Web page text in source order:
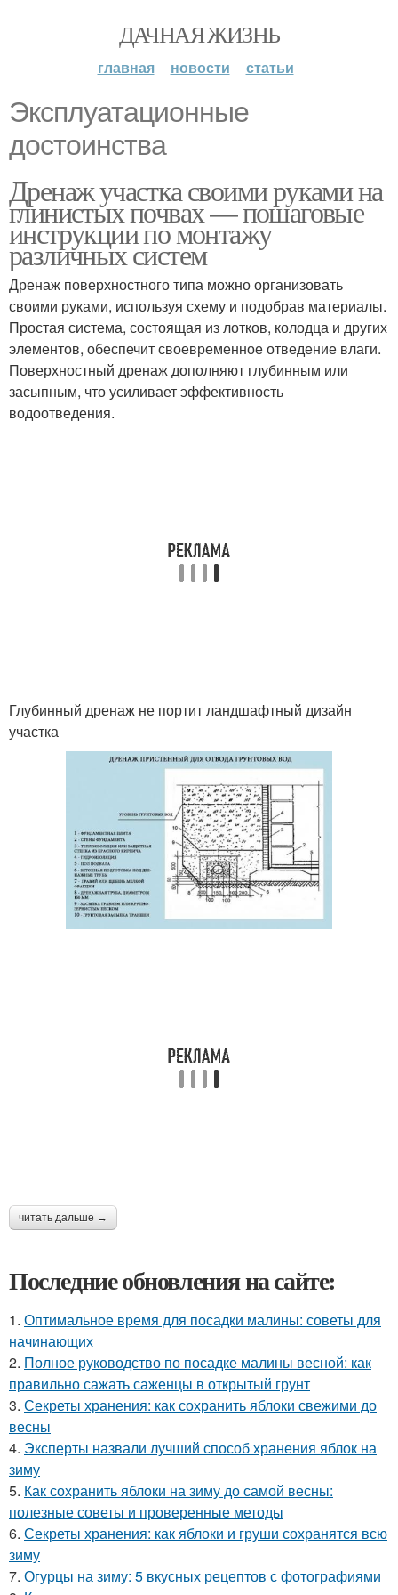
ДАЧНАЯ ЖИЗНЬ
главная новости статьи
Эксплуатационные
достоинства
Дренаж участка своими руками на
глинистых почвах — пошаговые
инструкции по монтажу
различных систем
Дренаж поверхностного типа можно организовать
своими руками, используя схему и подобрав материалы.
Простая система, состоящая из лотков, колодца и других
элементов, обеспечит своевременное отведение влаги.
Поверхностный дренаж дополняют глубинным или
засыпным, что усиливает эффективность
водоотведения.
Глубинный дренаж не портит ландшафтный дизайн
участка
читать дальше →
Последние обновления на сайте:
1. Оптимальное время для посадки малины: советы для
начинающих
2. Полное руководство по посадке малины весной: как
правильно сажать саженцы в открытый грунт
3. Секреты хранения: как сохранить яблоки свежими до
весны
4. Эксперты назвали лучший способ хранения яблок на
зиму
5. Как сохранить яблоки на зиму до самой весны:
полезные советы и проверенные методы
6. Секреты хранения: как яблоки и груши сохранятся всю
зиму
7. Огурцы на зиму: 5 вкусных рецептов с фотографиями